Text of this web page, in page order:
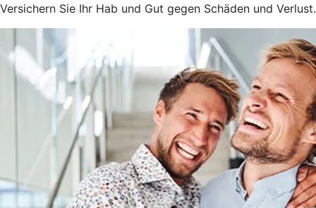
Versichern Sie Ihr Hab und Gut gegen Schäden und Verlust.